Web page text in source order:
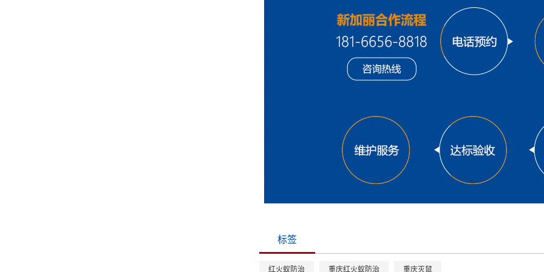
标签
红火蚁防治 重庆红火蚁防治 重庆灭鼠